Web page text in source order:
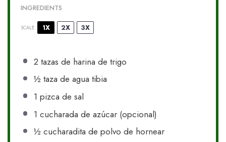
INGREDIENTS
SCALE 1X 2X 3X
2 tazas de harina de trigo
½taza de agua tibia
1 pizca de sal
1 cucharada de azúcar (opcional)
½cucharadita de polvo de hornear